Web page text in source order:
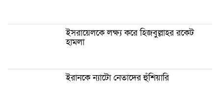
ইসরায়েলকে লক্ষ্য করে হিজবুল্লাহর রকেট
হামলা
ইরানকে ন্যাটো নেতাদের হুঁশিয়ারি